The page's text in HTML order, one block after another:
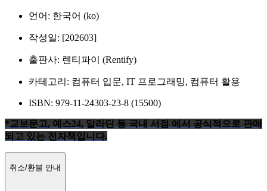
언어: 한국어 (ko)
작성일: [202603]
출판사: 렌티파이 (Rentify)
카테고리: 컴퓨터 입문, IT 프로그래밍, 컴퓨터 활용
ISBN: 979-11-24303-23-8 (15500)
*교보문고, 예스24, 알라딘 등 국내 서점 에서 공식적으로 판매
되고 있는 전자책입니다.
취소/환불 안내